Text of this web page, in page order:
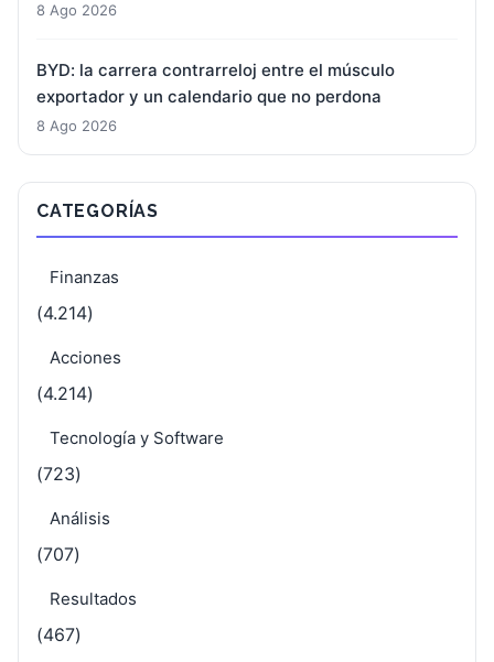
8 Ago 2026
BYD: la carrera contrarreloj entre el músculo
exportador y un calendario que no perdona
8 Ago 2026
CATEGORÍAS
Finanzas
(4.214)
Acciones
(4.214)
Tecnología y Software
(723)
Análisis
(707)
Resultados
(467)